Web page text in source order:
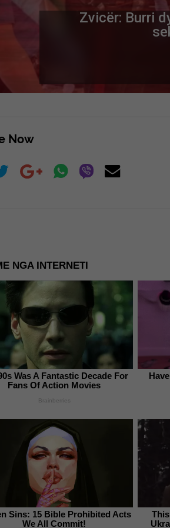
Zvicër: Burri
Now
NGA INTERNETI
Was A Fantastic Decade For
Fans Of Action Movies
Brainberries
Sins: 15 Bible Prohibited Acts
We All Commit!